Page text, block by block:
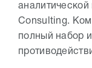
Consulting.
полный набор